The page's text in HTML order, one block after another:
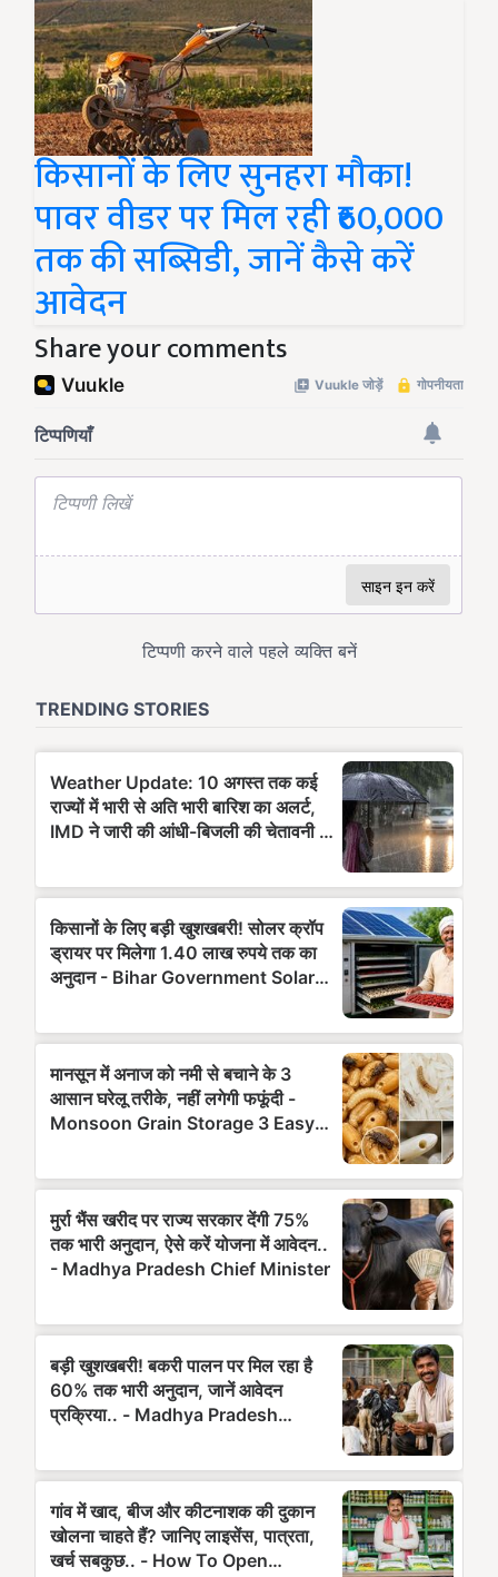
किसानों के लिए सुनहरा मौका!
पावर वीडर पर मिल रही ₹60,000
तक की सब्सिडी, जानें कैसे करें
आवेदन
Share your comments